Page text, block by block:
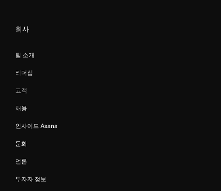
회사
팀 소개
리더십
고객
채용
인사이드 Asana
문화
언론
투자자 정보